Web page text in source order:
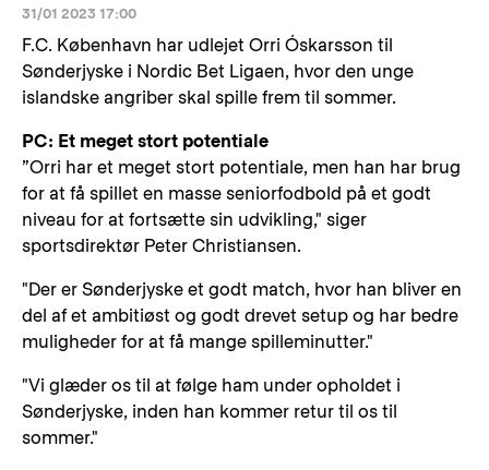
31/01 2023 17:00
F.C. København har udlejet Orri Óskarsson til
Sønderjyske i Nordic Bet Ligaen, hvor den unge
islandske angriber skal spille frem til sommer.
PC: Et meget stort potentiale
”Orri har et meget stort potentiale, men han har brug
for at få spillet en masse seniorfodbold på et godt
niveau for at fortsætte sin udvikling," siger
sportsdirektør Peter Christiansen.
"Der er Sønderjyske et godt match, hvor han bliver en
del af et ambitiøst og godt drevet setup og har bedre
muligheder for at få mange spilleminutter."
"Vi glæder os til at følge ham under opholdet i
Sønderjyske, inden han kommer retur til os til
sommer."